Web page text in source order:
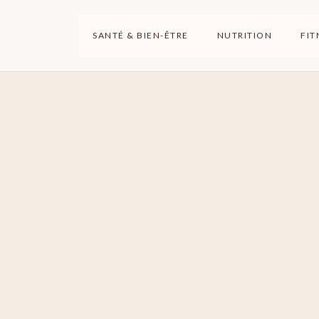
SANTÉ & BIEN-ÊTRE NUTRITION